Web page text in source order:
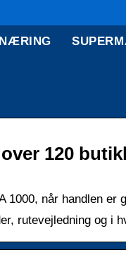
120
1000, når handlen er
rutevejledning og i